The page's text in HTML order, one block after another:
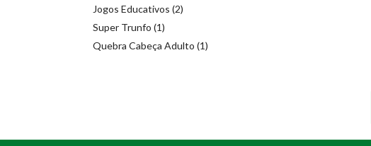
Jogos Educativos (2)
Super Trunfo (1)
Quebra Cabeça Adulto (1)